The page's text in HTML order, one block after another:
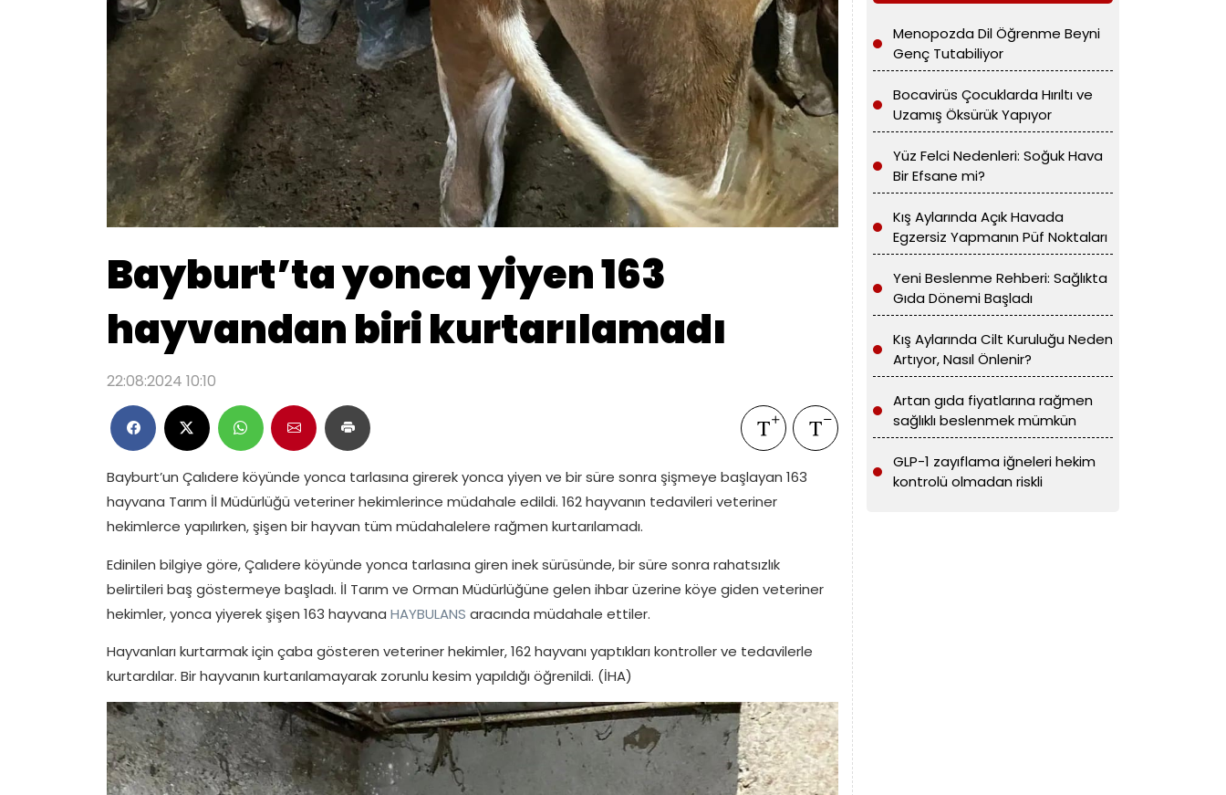
Bayburt’ta yonca yiyen 163
hayvandan biri kurtarılamadı
22:08:2024 10:10
Bayburt’un Çalıdere köyünde yonca tarlasına girerek yonca yiyen ve bir süre sonra şişmeye başlayan 163
hayvana Tarım İl Müdürlüğü veteriner hekimlerince müdahale edildi. 162 hayvanın tedavileri veteriner
hekimlerce yapılırken, şişen bir hayvan tüm müdahalelere rağmen kurtarılamadı.
Edinilen bilgiye göre, Çalıdere köyünde yonca tarlasına giren inek sürüsünde, bir süre sonra rahatsızlık
belirtileri baş göstermeye başladı. İl Tarım ve Orman Müdürlüğüne gelen ihbar üzerine köye giden veteriner
hekimler, yonca yiyerek şişen 163 hayvana HAYBULANS aracında müdahale ettiler.
Hayvanları kurtarmak için çaba gösteren veteriner hekimler, 162 hayvanı yaptıkları kontroller ve tedavilerle
kurtardılar. Bir hayvanın kurtarılamayarak zorunlu kesim yapıldığı öğrenildi. (İHA)
Menopozda Dil Öğrenme Beyni
Genç Tutabiliyor
Bocavirüs Çocuklarda Hırıltı ve
Uzamış Öksürük Yapıyor
Yüz Felci Nedenleri: Soğuk Hava
Bir Efsane mi?
Kış Aylarında Açık Havada
Egzersiz Yapmanın Püf Noktaları
Yeni Beslenme Rehberi: Sağlıkta
Gıda Dönemi Başladı
Kış Aylarında Cilt Kuruluğu Neden
Artıyor, Nasıl Önlenir?
Artan gıda fiyatlarına rağmen
sağlıklı beslenmek mümkün
GLP-1 zayıflama iğneleri hekim
kontrolü olmadan riskli